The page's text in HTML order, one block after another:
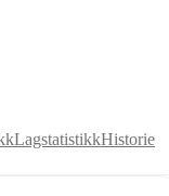
LagstatistikkHistorie